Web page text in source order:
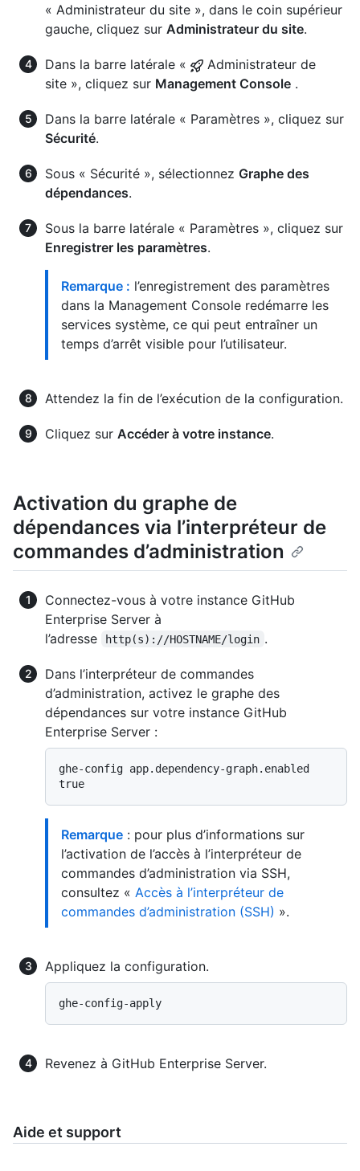
« Administrateur du site », dans le coin supérieur
gauche, cliquez sur Administrateur du site.
Dans la barre latérale «
Administrateur de
site », cliquez sur Management Console .
Dans la barre latérale « Paramètres », cliquez sur
Sécurité.
Sous « Sécurité », sélectionnez Graphe des
dépendances.
Sous la barre latérale « Paramètres », cliquez sur
Enregistrer les paramètres.
Remarque : l’enregistrement des paramètres
dans la Management Console redémarre les
services système, ce qui peut entraîner un
temps d’arrêt visible pour l’utilisateur.
Attendez la fin de l’exécution de la configuration.
Cliquez sur Accéder à votre instance.
Activation du graphe de
dépendances via l’interpréteur de
commandes d’administration
Connectez-vous à votre instance GitHub
Enterprise Server à
l’adresse
http(s)://HOSTNAME/login .
Dans l’interpréteur de commandes
d’administration, activez le graphe des
dépendances sur votre instance GitHub
Enterprise Server :
ghe-config app.dependency-graph.enabled
Remarque : pour plus d’informations sur
l’activation de l’accès à l’interpréteur de
commandes d’administration via SSH,
consultez « Accès à l’interpréteur de
commandes d’administration (SSH) ».
Appliquez la configuration.
Revenez à GitHub Enterprise Server.
Aide et support